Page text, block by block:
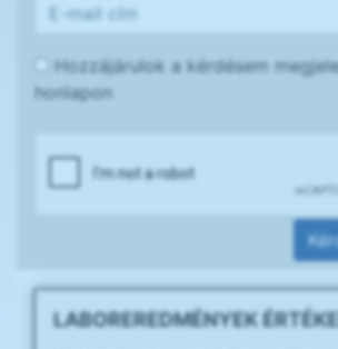
Hozzájárulok a kérdésem
honlapon
LABOREREDMÉNYEK